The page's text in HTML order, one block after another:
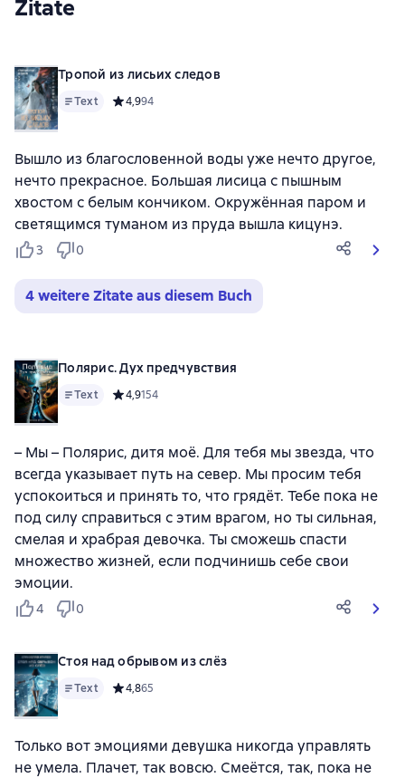
Zitate
Тропой из лисьих следов
Text Средний рейтинг 4,9 на основе 94 оценок
4,994
Вышло из благословенной воды уже нечто другое,
нечто прекрасное. Большая лисица с пышным
хвостом с белым кончиком. Окружённая паром и
светящимся туманом из пруда вышла кицунэ.
3 0
4 weitere Zitate aus diesem Buch
Полярис. Дух предчувствия
Text Средний рейтинг 4,9 на основе 154 оценок
4,9154
– Мы – Полярис, дитя моё. Для тебя мы звезда, что
всегда указывает путь на север. Мы просим тебя
успокоиться и принять то, что грядёт. Тебе пока не
под силу справиться с этим врагом, но ты сильная,
смелая и храбрая девочка. Ты сможешь спасти
множество жизней, если подчинишь себе свои
эмоции.
4 0
Стоя над обрывом из слёз
Text Средний рейтинг 4,8 на основе 65 оценок
4,865
Только вот эмоциями девушка никогда управлять
не умела. Плачет, так вовсю. Смеётся, так, пока не